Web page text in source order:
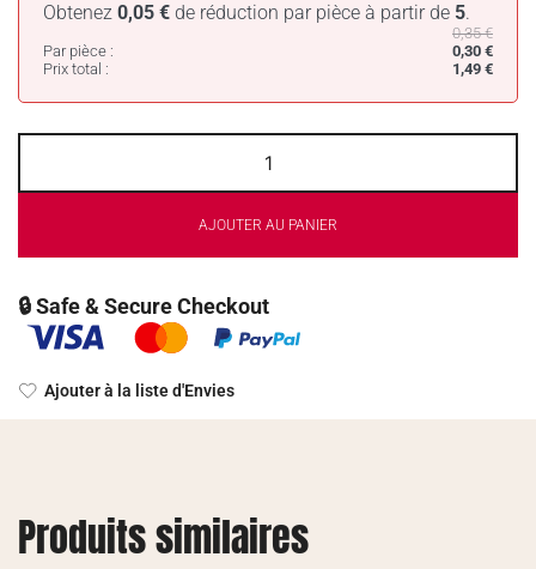
Obtenez 0,05 € de réduction par pièce à partir de 5.
0,35€
Par pièce :
0,30 €
Prix total :
1,49 €
AJOUTER AU PANIER
🔒 Safe & Secure Checkout
Ajouter à la liste d'Envies
Produits similaires